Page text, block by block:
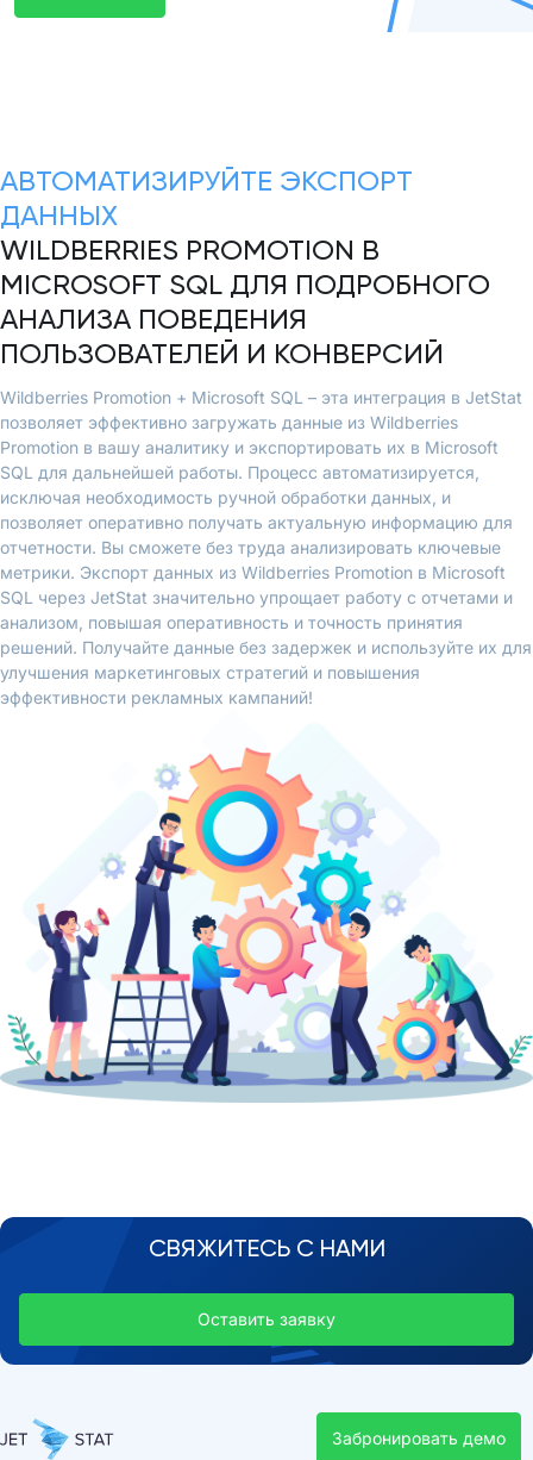
АВТОМАТИЗИРУЙТЕ ЭКСПОРТ
ДАННЫХ
WILDBERRIES PROMOTION В
MICROSOFT SQL ДЛЯ ПОДРОБНОГО
АНАЛИЗА ПОВЕДЕНИЯ
ПОЛЬЗОВАТЕЛЕЙ И КОНВЕРСИЙ
Wildberries Promotion + Microsoft SQL – эта интеграция в JetStat
позволяет эффективно загружать данные из Wildberries
Promotion в вашу аналитику и экспортировать их в Microsoft
SQL для дальнейшей работы. Процесс автоматизируется,
исключая необходимость ручной обработки данных, и
позволяет оперативно получать актуальную информацию для
отчетности. Вы сможете без труда анализировать ключевые
метрики. Экспорт данных из Wildberries Promotion в Microsoft
SQL через JetStat значительно упрощает работу с отчетами и
анализом, повышая оперативность и точность принятия
решений. Получайте данные без задержек и используйте их для
улучшения маркетинговых стратегий и повышения
эффективности рекламных кампаний!
СВЯЖИТЕСЬ С НАМИ
Оставить заявку
Забронировать демо